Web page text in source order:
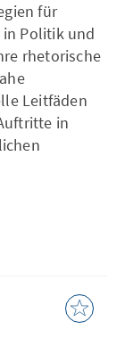
für
Politik und
rhetorische
Leitfäden
in